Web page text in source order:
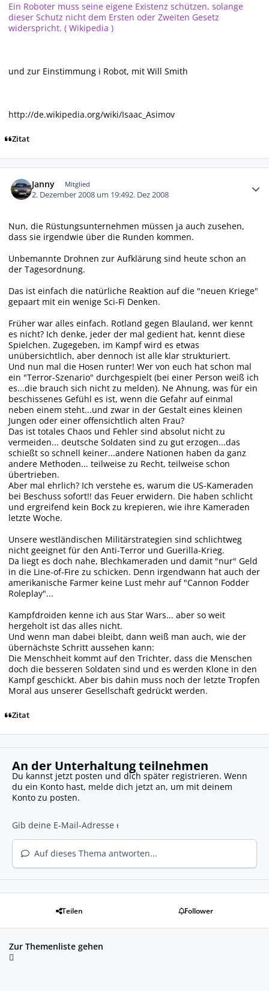
Ein Roboter muss seine eigene Existenz schützen, solange
dieser Schutz nicht dem Ersten oder Zweiten Gesetz
widerspricht. ( Wikipedia )
und zur Einstimmung i Robot, mit Will Smith
http://de.wikipedia.org/wiki/Isaac_Asimov
Zitat
Janny Mitglied
2. Dezember 2008 um 19:492. Dez 2008
Nun, die Rüstungsunternehmen müssen ja auch zusehen,
dass sie irgendwie über die Runden kommen.
Unbemannte Drohnen zur Aufklärung sind heute schon an
der Tagesordnung.
Das ist einfach die natürliche Reaktion auf die "neuen Kriege"
gepaart mit ein wenige Sci-Fi Denken.
Früher war alles einfach. Rotland gegen Blauland, wer kennt
es nicht? Ich denke, jeder der mal gedient hat, kennt diese
Spielchen. Zugegeben, im Kampf wird es etwas
unübersichtlich, aber dennoch ist alle klar strukturiert.
Und nun mal die Hosen runter! Wer von euch hat schon mal
ein "Terror-Szenario" durchgespielt (bei einer Person weiß ich
es...die brauch sich nicht zu melden). Ne Ahnung, was für ein
beschissenes Gefühl es ist, wenn die Gefahr auf einmal
neben einem steht...und zwar in der Gestalt eines kleinen
Jungen oder einer offensichtlich alten Frau?
Das ist totales Chaos und Fehler sind absolut nicht zu
vermeiden... deutsche Soldaten sind zu gut erzogen...das
schießt so schnell keiner...andere Nationen haben da ganz
andere Methoden... teilweise zu Recht, teilweise schon
übertrieben.
Aber mal ehrlich? Ich verstehe es, warum die US-Kameraden
bei Beschuss sofort!! das Feuer erwidern. Die haben schlicht
und ergreifend kein Bock zu krepieren, wie ihre Kameraden
letzte Woche.
Unsere westländischen Militärstrategien sind schlichtweg
nicht geeignet für den Anti-Terror und Guerilla-Krieg.
Da liegt es doch nahe, Blechkameraden und damit "nur" Geld
in die Line-of-Fire zu schicken. Denn irgendwann hat auch der
amerikanische Farmer keine Lust mehr auf "Cannon Fodder
Roleplay"...
Kampfdroiden kenne ich aus Star Wars... aber so weit
hergeholt ist das alles nicht.
Und wenn man dabei bleibt, dann weiß man auch, wie der
übernächste Schritt aussehen kann:
Die Menschheit kommt auf den Trichter, dass die Menschen
doch die besseren Soldaten sind und es werden Klone in den
Kampf geschickt. Aber bis dahin muss noch der letzte Tropfen
Moral aus unserer Gesellschaft gedrückt werden.
Zitat
An der Unterhaltung teilnehmen
Du kannst jetzt posten und dich später registrieren. Wenn
du ein Konto hast, melde dich jetzt an, um mit deinem
Konto zu posten.
Auf dieses Thema antworten...
Teilen Follower
Zur Themenliste gehen